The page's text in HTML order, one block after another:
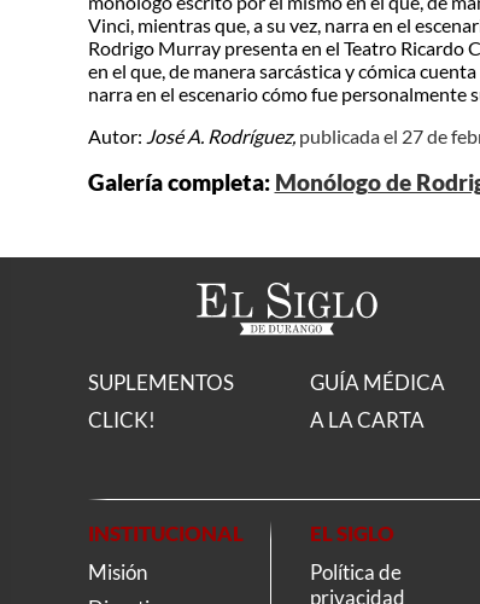
Vinci, mientras que, a su vez, narra en el
Rodrigo Murray presenta en el Teatro Ricardo
en el que, de manera sarcástica y cómica
narra en el escenario cómo fue personalmente
Autor: José A. Rodríguez, publicada el 27 de
Galería completa: Monólogo de
SUPLEMENTOS
CLICK!
GUÍA MÉDICA
A LA CARTA
INSTITUCIONAL
Misión
EL SIGLO
Política de
privacidad